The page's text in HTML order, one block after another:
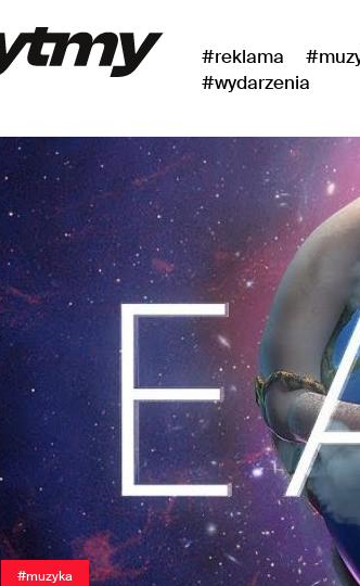
#reklama
#wydarzenia
#muzyka